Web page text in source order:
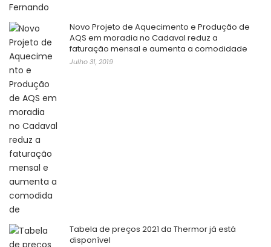
Novo Projeto de Aquecimento e Produção de
AQS em moradia no Cadaval reduz a
faturação mensal e aumenta a comodidade
Julho 31, 2019
Tabela de preços 2021 da Thermor já está
disponível